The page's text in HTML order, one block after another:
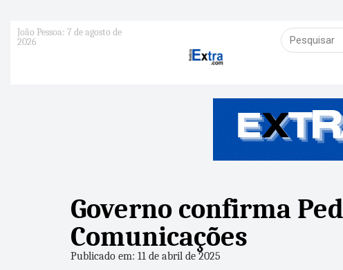
João Pessoa: 7 de agosto de
2026
Governo confirma
Comunicações
Publicado em: 11 de abril de 2025